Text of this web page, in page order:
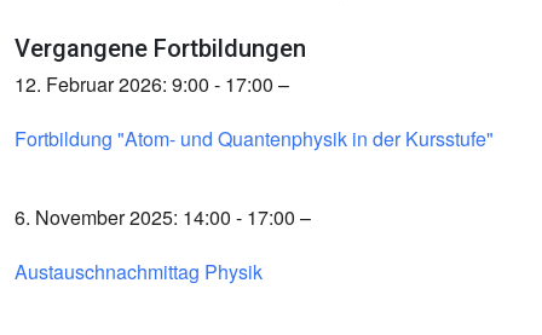
Vergangene Fortbildungen
12. Februar 2026: 9:00 - 17:00 –
Fortbildung "Atom- und Quantenphysik in der Kursstufe"
6. November 2025: 14:00 - 17:00 –
Austauschnachmittag Physik